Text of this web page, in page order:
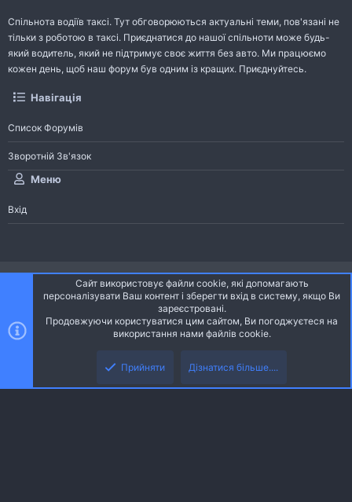
Спільнота водіїв таксі. Тут обговорюються актуальні теми, пов'язані не
тільки з роботою в таксі. Приєднатися до нашої спільноти може будь-
який водитель, який не підтримує своє життя без авто. Ми працюємо
кожен день, щоб наш форум був одним із кращих. Приєднуйтесь.
Навігація
Список Форумів
Зворотній Зв'язок
Меню
Вхід
Ніч
Українська (UA)
S
Community platform by XenForo® © 2010-2026 XenForo Ltd.
Community platform by XenForo © 2010-2022 XenForo Ltd. | dev: Pages
Сайт використовує файли cookie, які допомагають
персоналізувати Ваш контент і зберегти вхід в систему, якщо Ви
зареєстровані.
Продовжуючи користуватися цим сайтом, Ви погоджуєтеся на
використання нами файлів cookie.
Прийняти Дізнатися більше....